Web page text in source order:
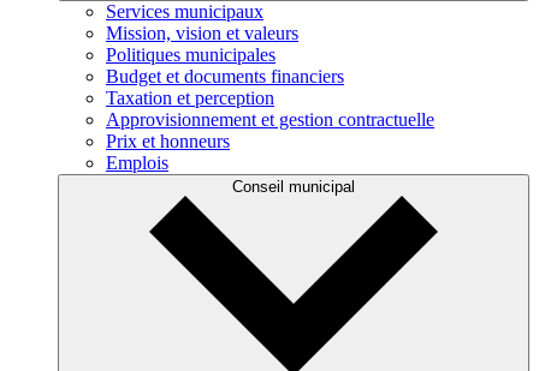
Services municipaux
Mission, vision et valeurs
Politiques municipales
Budget et documents financiers
Taxation et perception
Approvisionnement et gestion contractuelle
Prix et honneurs
Emplois
Conseil municipal